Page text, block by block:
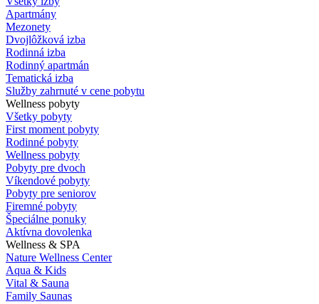
Apartmány
Mezonety
Dvojlôžková izba
Rodinná izba
Rodinný apartmán
Tematická izba
Služby zahrnuté v cene pobytu
Wellness pobyty
Všetky pobyty
First moment pobyty
Rodinné pobyty
Wellness pobyty
Pobyty pre dvoch
Víkendové pobyty
Pobyty pre seniorov
Firemné pobyty
Špeciálne ponuky
Aktívna dovolenka
Wellness & SPA
Nature Wellness Center
Aqua & Kids
Vital & Sauna
Family Saunas